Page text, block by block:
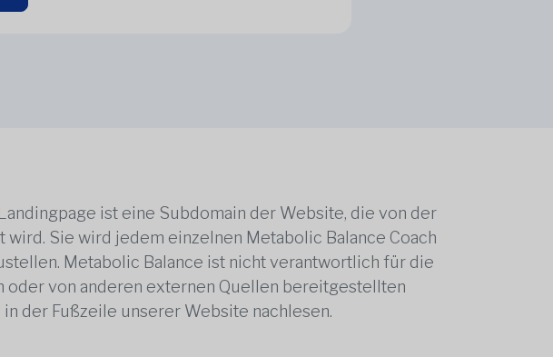
ist eine Subdomain der Website, die von der
wird. Sie wird jedem einzelnen Metabolic Balance Coach
Metabolic Balance ist nicht verantwortlich für die
oder von anderen externen Quellen bereitgestellten
der Fußzeile unserer Website nachlesen.